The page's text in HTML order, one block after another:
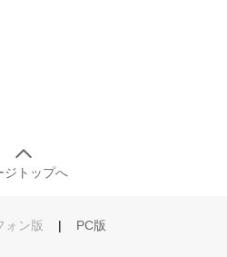
ジトップへ
ォン版 | PC版